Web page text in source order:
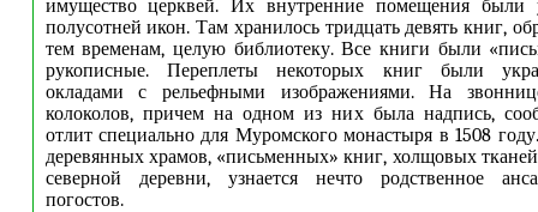
имущество церквей. Их внутренние помещения были
полусотней икон. Там хранилось тридцать девять книг,
тем временам, целую библиотеку. Все книги были
рукописные. Переплеты некоторых книг были
окладами с рельефными изображениями. На
колоколов, причем на одном из них была надпись,
отлит специально для Муромского монастыря в 1508
деревянных храмов, «письменных» книг, холщовых
северной деревни, узнается нечто родственное
погостов.